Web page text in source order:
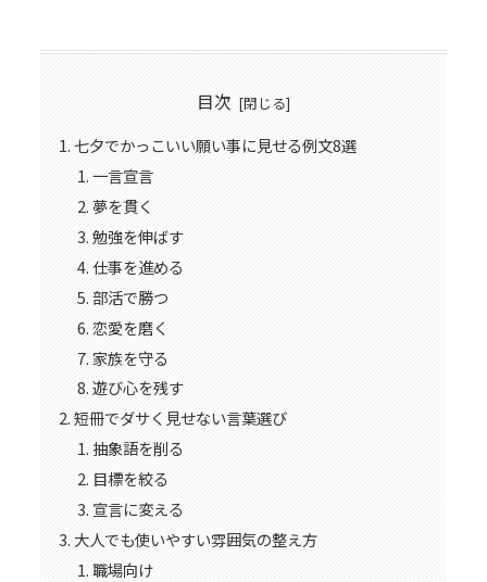
目次
七夕でかっこいい願い事に見せる例文8選
一言宣言
夢を貫く
勉強を伸ばす
仕事を進める
部活で勝つ
恋愛を磨く
家族を守る
遊び心を残す
短冊でダサく見せない言葉選び
抽象語を削る
目標を絞る
宣言に変える
大人でも使いやすい雰囲気の整え方
職場向け